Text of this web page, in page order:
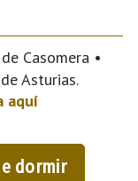
Casomera •
Asturias.
aquí
dormir